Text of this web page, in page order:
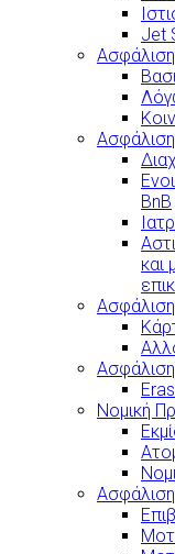
Jet
BnB
και
Ασφάλιση
Νομική